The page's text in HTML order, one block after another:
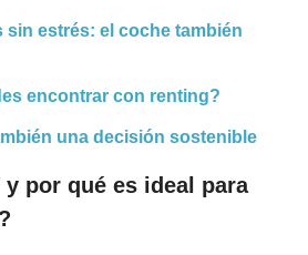
sin estrés: el coche también
encontrar con renting?
una decisión sostenible
y por qué es ideal para